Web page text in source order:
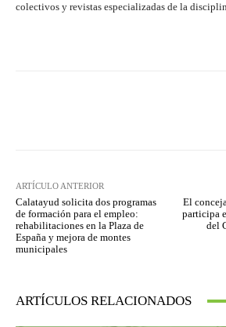
colectivos y revistas especializadas de la
ARTÍCULO ANTERIOR
Calatayud solicita dos programas
de formación para el empleo:
rehabilitaciones en la Plaza de
España y mejora de montes
municipales
El
participa
del
ARTÍCULOS RELACIONADOS